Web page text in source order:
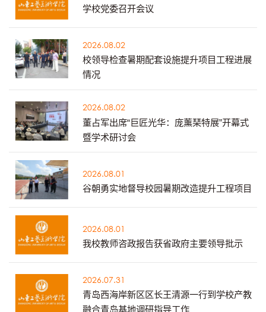
学校党委召开会议
2026.08.02
校领导检查暑期配套设施提升项目工程进展
情况
2026.08.02
董占军出席“巨匠光华：庞薰琹特展”开幕式
暨学术研讨会
2026.08.01
谷朝勇实地督导校园暑期改造提升工程项目
2026.08.01
我校教师咨政报告获省政府主要领导批示
2026.07.31
青岛西海岸新区区长王清源一行到学校产教
融合青岛基地调研指导工作